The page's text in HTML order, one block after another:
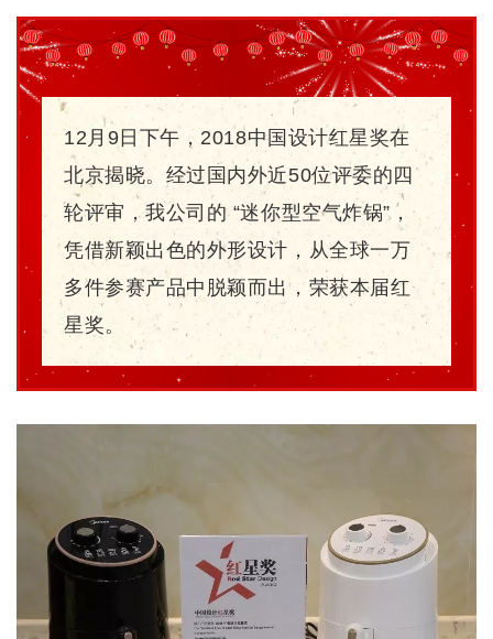
12 月9日下午，2018中国设计红星奖在
北京揭晓。经过国内外近50位评委的四
轮评审，我公司的 “迷你型空气炸锅”，
凭借新颖出色的外形设计，从全球一万
多件参赛产品中脱颖而出，荣获本届红
星奖。